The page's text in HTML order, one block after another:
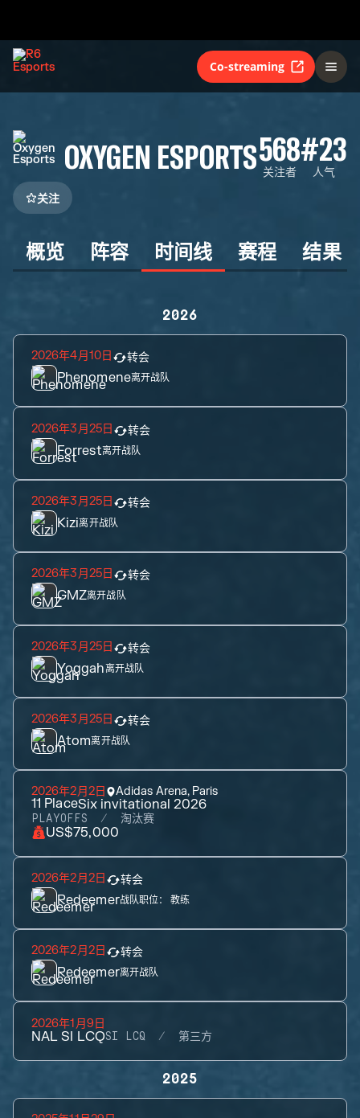
Co-streaming
OXYGEN ESPORTS568
关注者
#23
人气
关注
概览 阵容 时间线 赛程 结果
2026
2026年4月10日 转会
Phenomene离开战队
2026年3月25日 转会
Forrest离开战队
2026年3月25日 转会
Kizi离开战队
2026年3月25日 转会
GMZ离开战队
2026年3月25日 转会
Yoggah离开战队
2026年3月25日 转会
Atom离开战队
2026年2月2日 Adidas Arena, Paris
11 PlaceSix invitational 2026
PLAYOFFS 淘汰赛
US$75,000
2026年2月2日 转会
Redeemer战队职位： 教练
2026年2月2日 转会
Redeemer离开战队
2026年1月9日
NAL SI LCQSI LCQ 第三方
2025